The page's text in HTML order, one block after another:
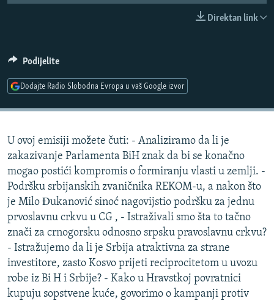
SPECIJALI RSE
VIŠE OD NASLOVA
TV LIBERTY
POST SCRIPTUM
MOJA EVROPA
TRI DECENIJE OD RATA U BIH
SVE KARTE DEJTONA
NASTANAK I RASPAD JUGOSLAVIJE
PRATITE NAS
Sve RFE/RL stranice
Direktan link
Podijelite
Dodajte Radio Slobodna Evropa u vaš Google izvor
U ovoj emisiji možete čuti: - Analiziramo da li je
zakazivanje Parlamenta BiH znak da bi se konačno
mogao postići kompromis o formiranju vlasti u zemlji. -
Podršku srbijanskih zvaničnika REKOM-u, a nakon što
je Milo Ðukanović sinoć nagovijstio podršku za jednu
prvoslavnu crkvu u CG , - Istraživali smo šta to tačno
znači za crnogorsku odnosno srpsku pravoslavnu crkvu?
- Istražujemo da li je Srbija atraktivna za strane
investitore, zasto Kosvo prijeti reciprocitetom u uvozu
robe iz Bi H i Srbije? - Kako u Hravstkoj povratnici
kupuju sopstvene kuće, govorimo o kampanji protiv